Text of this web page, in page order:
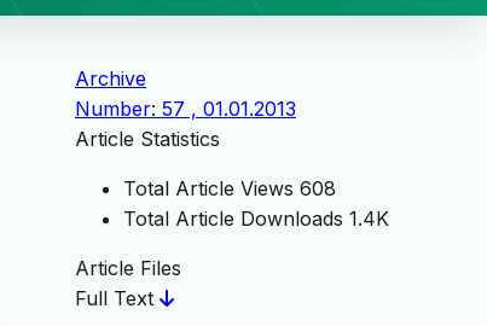
Archive
Number: 57 , 01.01.2013
Article Statistics
Total Article Views 608
Total Article Downloads 1.4K
Article Files
Full Text